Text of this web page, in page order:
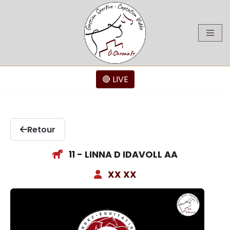
🔴 LIVE
Retour
11 - LINNA D IDAVOLL AA
XX XX